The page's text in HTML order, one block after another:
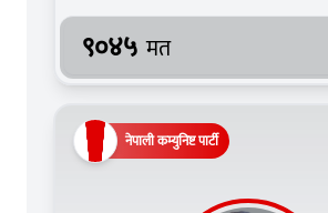
९०४५ मत
नेपाली कम्युनिष्ट पार्टी